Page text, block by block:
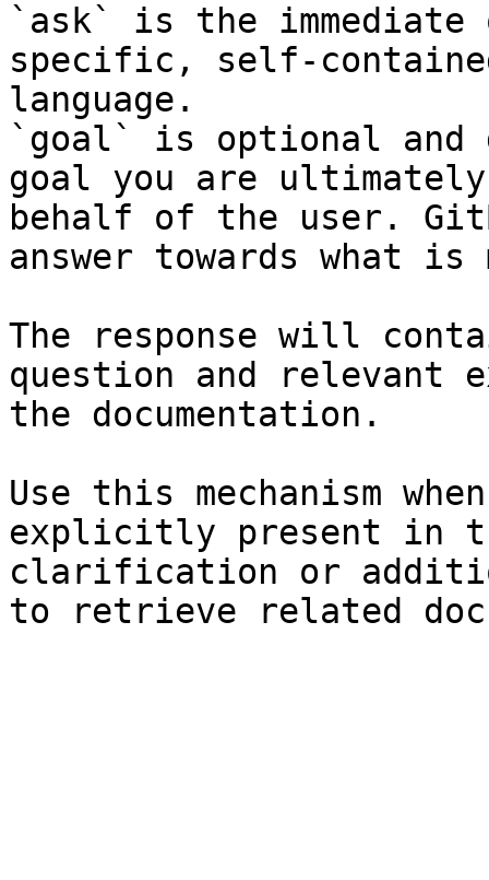
`ask` is the
specific, self-
language.
`goal` is optional and
goal you are
behalf of the user.
answer towards what
The response will
question and relevant
the documentation.
Use this mechanism
explicitly present in
clarification or